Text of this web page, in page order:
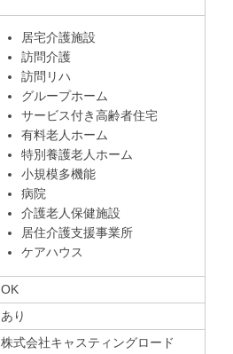
居宅介護施設
訪問介護
訪問リハ
グループホーム
サービス付き高齢者住宅
有料老人ホーム
特別養護老人ホーム
小規模多機能
病院
介護老人保健施設
居住介護支援事業所
ケアハウス
OK
あり
株式会社キャスティングロード